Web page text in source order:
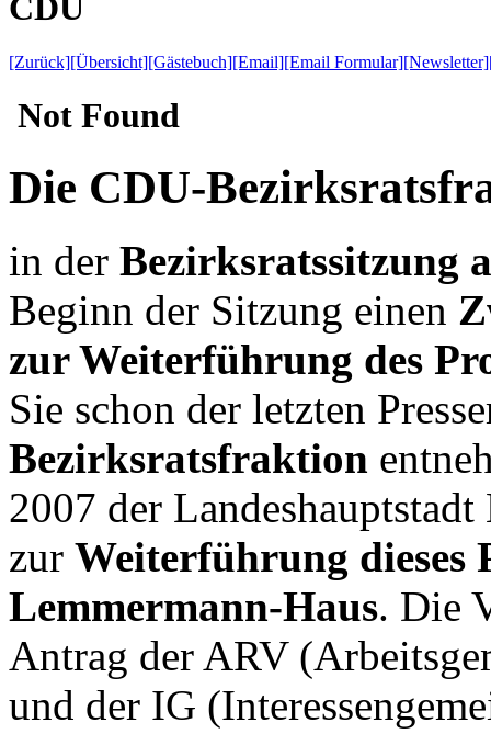
CDU
[Zurück][Übersicht][Gästebuch][Email][Email Formular][Newsletter]
Die CDU-
in der Bezirksratssitzung
Beginn der Sitzung einen
zur Weiterführung des
Sie schon der letzten
Bezirksratsfraktion
2007 der
zur Weiterführung dieses
Lemmermann-Haus. Die
Antrag der ARV
und der IG